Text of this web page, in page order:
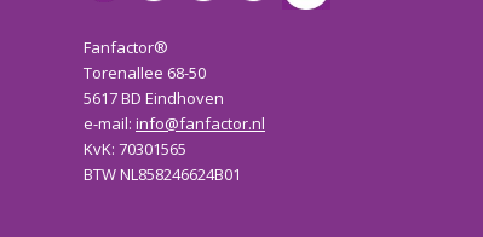
Fanfactor®
Torenallee 68-50
5617 BD Eindhoven
e-mail: info@fanfactor.nl
KvK: 70301565
BTW NL858246624B01